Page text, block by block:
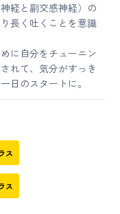
経と副交感神経）の
長く吐くことを意識
に自分をチューニン
れて、気分がすっき
日のスタートに。
ス
ス